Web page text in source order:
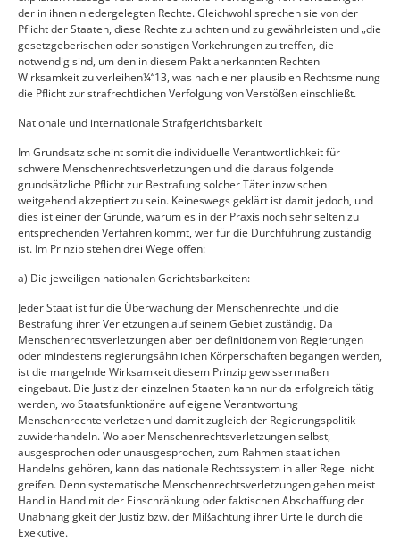
der in ihnen niedergelegten Rechte. Gleichwohl sprechen sie von der
Pflicht der Staaten, diese Rechte zu achten und zu gewährleisten und „die
gesetzgeberischen oder sonstigen Vorkehrungen zu treffen, die
notwendig sind, um den in diesem Pakt anerkannten Rechten
Wirksamkeit zu verleihen¼“13, was nach einer plausiblen Rechtsmeinung
die Pflicht zur strafrechtlichen Verfolgung von Verstößen einschließt.
Nationale und internationale Strafgerichtsbarkeit
Im Grundsatz scheint somit die individuelle Verantwortlichkeit für
schwere Menschenrechtsverletzungen und die daraus folgende
grundsätzliche Pflicht zur Bestrafung solcher Täter inzwischen
weitgehend akzeptiert zu sein. Keineswegs geklärt ist damit jedoch, und
dies ist einer der Gründe, warum es in der Praxis noch sehr selten zu
entsprechenden Verfahren kommt, wer für die Durchführung zuständig
ist. Im Prinzip stehen drei Wege offen:
a) Die jeweiligen nationalen Gerichtsbarkeiten:
Jeder Staat ist für die Überwachung der Menschenrechte und die
Bestrafung ihrer Verletzungen auf seinem Gebiet zuständig. Da
Menschenrechtsverletzungen aber per definitionem von Regierungen
oder mindestens regierungsähnlichen Körperschaften begangen werden,
ist die mangelnde Wirksamkeit diesem Prinzip gewissermaßen
eingebaut. Die Justiz der einzelnen Staaten kann nur da erfolgreich tätig
werden, wo Staatsfunktionäre auf eigene Verantwortung
Menschenrechte verletzen und damit zugleich der Regierungspolitik
zuwiderhandeln. Wo aber Menschenrechtsverletzungen selbst,
ausgesprochen oder unausgesprochen, zum Rahmen staatlichen
Handelns gehören, kann das nationale Rechtssystem in aller Regel nicht
greifen. Denn systematische Menschenrechtsverletzungen gehen meist
Hand in Hand mit der Einschränkung oder faktischen Abschaffung der
Unabhängigkeit der Justiz bzw. der Mißachtung ihrer Urteile durch die
Exekutive.